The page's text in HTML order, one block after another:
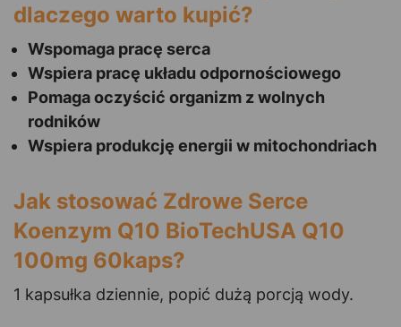
dlaczego warto kupić?
Wspomaga pracę serca
Wspiera pracę układu odpornościowego
Pomaga oczyścić organizm z wolnych
rodników
Wspiera produkcję energii w mitochondriach
Jak stosować Zdrowe Serce
Koenzym Q10 BioTechUSA Q10
100mg 60kaps?
1 kapsułka dziennie, popić dużą porcją wody.